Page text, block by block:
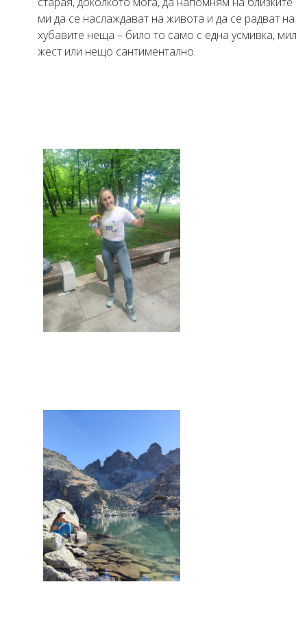
ми да се наслаждават на живота и да се радват на
хубавите неща – било то само с една усмивка, мил
жест или нещо сантиментално.